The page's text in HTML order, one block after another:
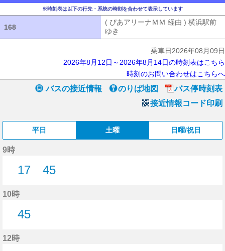
※時刻表は以下の行先・系統の時刻を合わせて表示しています
168
( ぴあアリーナＭＭ 経由 ) 横浜駅前
ゆき
乗車日2026年08月09日
2026年8月12日～2026年8月14日の時刻表はこちら
時刻のお問い合わせはこちらへ
バスの接近情報 のりば地図
バス停時刻表
接近情報コード印刷
平日 土曜 日曜/祝日
9時
17
45
10時
45
12時